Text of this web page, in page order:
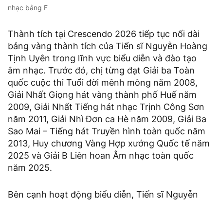
nhạc bảng F
Thành tích tại Crescendo 2026 tiếp tục nối dài
bảng vàng thành tích của Tiến sĩ Nguyễn Hoàng
Tịnh Uyên trong lĩnh vực biểu diễn và đào tạo
âm nhạc. Trước đó, chị từng đạt Giải ba Toàn
quốc cuộc thi Tuổi đời mênh mông năm 2008,
Giải Nhất Giọng hát vàng thành phố Huế năm
2009, Giải Nhất Tiếng hát nhạc Trịnh Công Sơn
năm 2011, Giải Nhì Đơn ca Hè năm 2009, Giải Ba
Sao Mai – Tiếng hát Truyền hình toàn quốc năm
2013, Huy chương Vàng Hợp xướng Quốc tế năm
2025 và Giải B Liên hoan Âm nhạc toàn quốc
năm 2025.
Bên cạnh hoạt động biểu diễn, Tiến sĩ Nguyễn